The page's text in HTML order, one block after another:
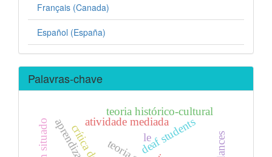
Français (Canada)
Español (España)
Palavras-chave
deaf students
atividade mediada
teoria histórico-cultural
le